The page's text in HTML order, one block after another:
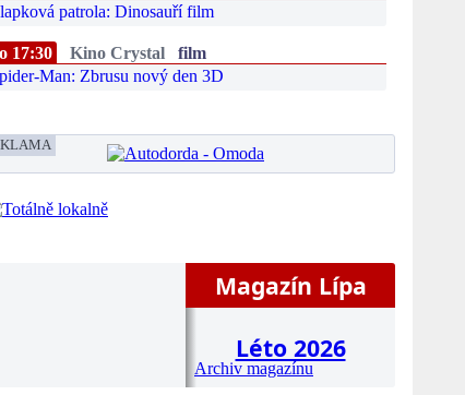
patrola: Dinosauří film
17:30 Kino Crystal
film
Man: Zbrusu nový den 3D
Magazín Lípa
Léto 2026
Archiv magazínu